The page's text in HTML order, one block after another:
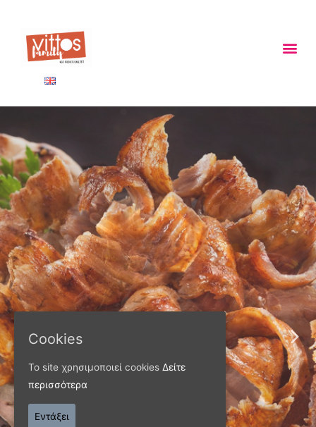
ΠΑΝΩ ΑΠΟ 40 ΧΡΟΝΙΑ
Παράγουμε προϊόντα
Cookies
Το site χρησιμοποιεί cookies Δείτε
περισσότερα
Εντάξει